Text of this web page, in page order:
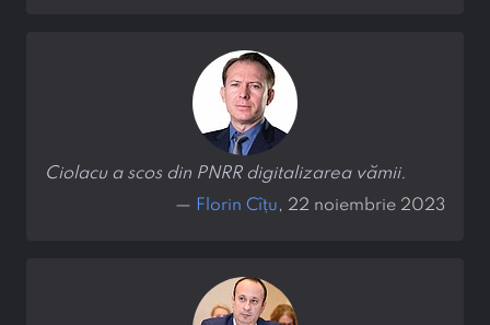
Ciolacu a scos din PNRR digitalizarea vămii.
— Florin Cîțu, 22 noiembrie 2023